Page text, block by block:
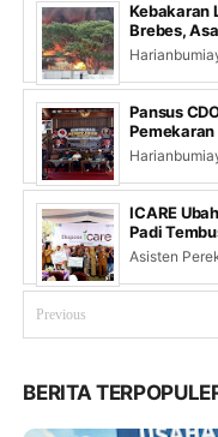
Kebakaran
Brebes,
Pansus
ICARE
Padi
Asisten
Previous
BERITA